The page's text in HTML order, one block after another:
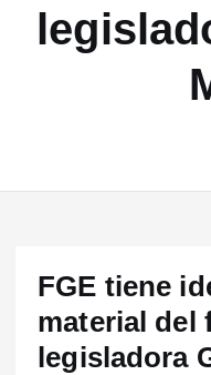
FGE tiene
material del
legisladora